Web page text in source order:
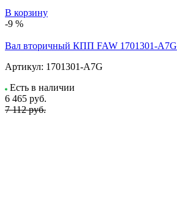
В корзину
-9 %
Вал вторичный КПП FAW 1701301-A7G
Артикул: 1701301-A7G
Есть в наличии
6 465 руб.
7 112 руб.